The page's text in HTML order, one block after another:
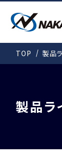
TOP 製品
製品ラ